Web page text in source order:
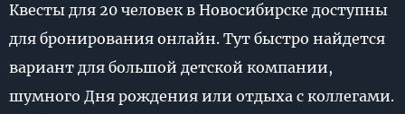
Квесты для 20 человек в Новосибирске доступны
для бронирования онлайн. Тут быстро найдется
вариант для большой детской компании,
шумного Дня рождения или отдыха с коллегами.